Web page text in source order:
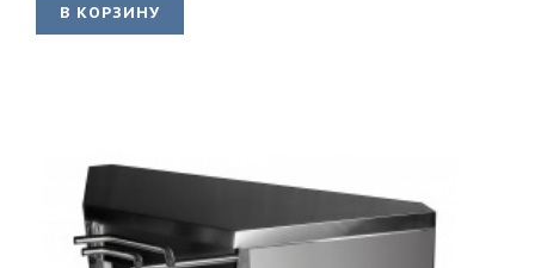
В КОРЗИНУ